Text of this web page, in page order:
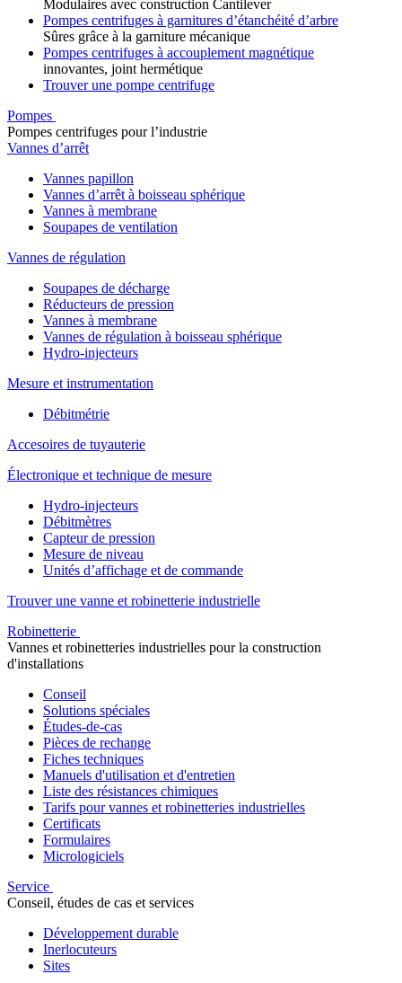
Modulaires avec construction Cantilever
Pompes centrifuges à garnitures d’étanchéité d’arbre
Sûres grâce à la garniture mécanique
Pompes centrifuges à accouplement magnétique
innovantes, joint hermétique
Trouver une pompe centrifuge
Pompes
Pompes centrifuges pour l’industrie
Vannes d’arrêt
Vannes papillon
Vannes d’arrêt à boisseau sphérique
Vannes à membrane
Soupapes de ventilation
Vannes de régulation
Soupapes de décharge
Réducteurs de pression
Vannes à membrane
Vannes de régulation à boisseau sphérique
Hydro-injecteurs
Mesure et instrumentation
Débitmétrie
Accesoires de tuyauterie
Électronique et technique de mesure
Hydro-injecteurs
Débitmètres
Capteur de pression
Mesure de niveau
Unités d’affichage et de commande
Trouver une vanne et robinetterie industrielle
Robinetterie
Vannes et robinetteries industrielles pour la construction
d'installations
Conseil
Solutions spéciales
Études-de-cas
Pièces de rechange
Fiches techniques
Manuels d'utilisation et d'entretien
Liste des résistances chimiques
Tarifs pour vannes et robinetteries industrielles
Certificats
Formulaires
Micrologiciels
Service
Conseil, études de cas et services
Développement durable
Inerlocuteurs
Sites